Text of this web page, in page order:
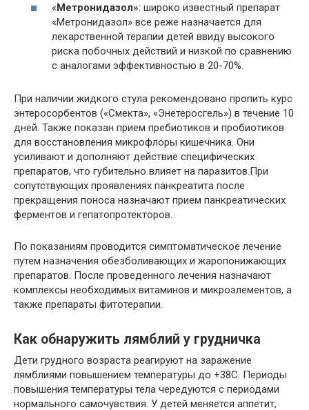
«Метронидазол»: широко известный препарат
«Метронидазол» все реже назначается для
лекарственной терапии детей ввиду высокого
риска побочных действий и низкой по сравнению
с аналогами эффективностью в 20-70%.
При наличии жидкого стула рекомендовано пропить курс
энтеросорбентов («Смекта», «Энетеросгель») в течение 10
дней. Также показан прием пребиотиков и пробиотиков
для восстановления микрофлоры кишечника. Они
усиливают и дополняют действие специфических
препаратов, что губительно влияет на паразитов.При
сопутствующих проявлениях панкреатита после
прекращения поноса назначают прием панкреатических
ферментов и гепатопротекторов.
По показаниям проводится симптоматическое лечение
путем назначения обезболивающих и жаропонижающих
препаратов. После проведенного лечения назначают
комплексы необходимых витаминов и микроэлементов, а
также препараты фитотерапии.
Как обнаружить лямблий у грудничка
Дети грудного возраста реагируют на заражение
лямблиями повышением температуры до +38C. Периоды
повышения температуры тела чередуются с периодами
нормального самочувствия. У детей меняется аппетит,